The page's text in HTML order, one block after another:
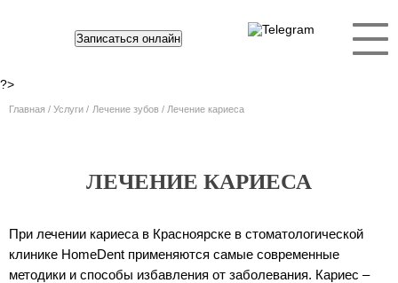
Записаться онлайн
?>
Главная Услуги Лечение зубов Лечение кариеса
ЛЕЧЕНИЕ КАРИЕСА
При лечении кариеса в Красноярске в стоматологической
клинике HomeDent применяются самые современные
методики и способы избавления от заболевания. Кариес –